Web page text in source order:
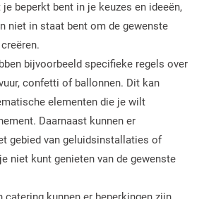
beperkt bent in je keuzes en ideeën,
niet in staat bent om de gewenste
bijvoorbeeld specifieke regels over
confetti of ballonnen. Dit kan
elementen die je wilt
Daarnaast kunnen er
gebied van geluidsinstallaties of
niet kunt genieten van de gewenste